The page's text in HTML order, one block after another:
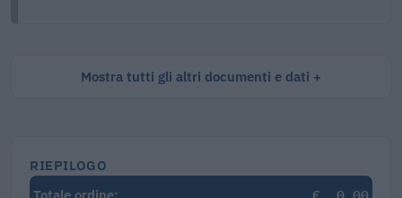
Mostra tutti gli altri documenti e dati
RIEPILOGO